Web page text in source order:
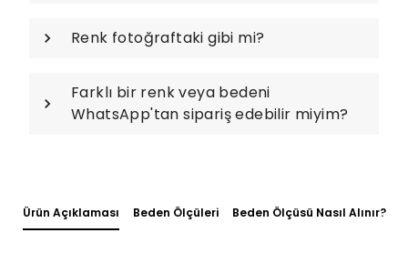
Renk fotoğraftaki gibi mi?
Farklı bir renk veya bedeni
WhatsApp'tan sipariş edebilir miyim?
Ürün Açıklaması Beden Ölçüleri Beden Ölçüsü Nasıl Alınır?